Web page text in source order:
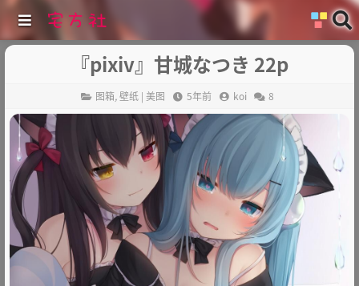
『pixiv』甘城なつき 22p
图箱,壁纸 | 美图 5年前 koi 8